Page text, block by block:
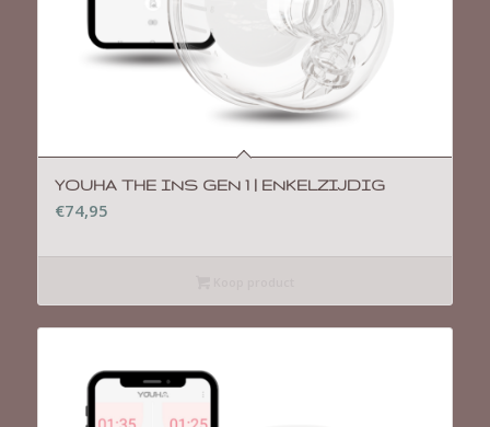
YOUHA THE INS GEN 1 | ENKELZIJDIG
€74,95